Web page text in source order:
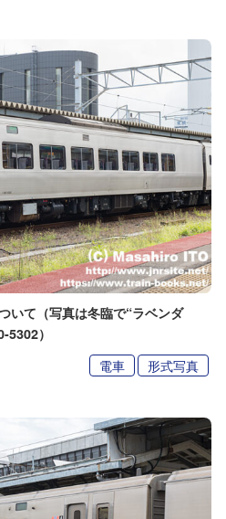
いて（写真は冬臨で“ラベンダ
5302）
電車 形式写真